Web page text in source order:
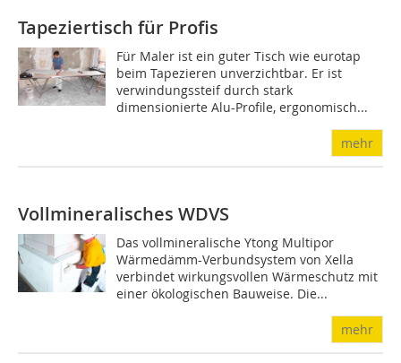
Tapeziertisch für Profis
Für Maler ist ein guter Tisch wie eurotap
beim Tapezieren unverzichtbar. Er ist
verwindungssteif durch stark
dimensionierte Alu-Profile, ergonomisch...
mehr
Vollmineralisches WDVS
Das vollmineralische Ytong Multipor
Wärmedämm-Verbundsystem von Xella
verbindet wirkungsvollen Wärmeschutz mit
einer ökologischen Bauweise. Die...
mehr